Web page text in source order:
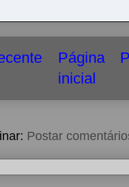
Página
inicial
Postar